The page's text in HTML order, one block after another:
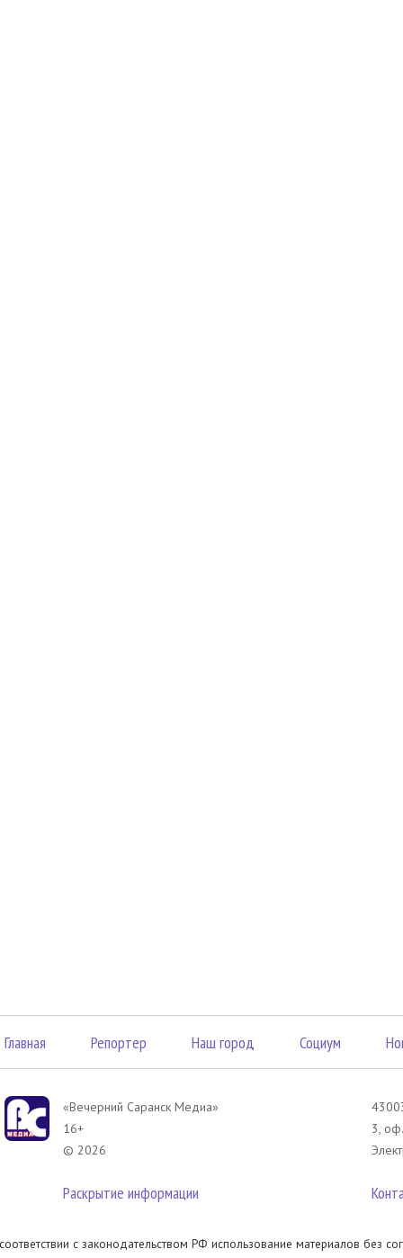
Главная Репортер Наш город Социум
«Вечерний Саранск Mедиа»
16+
© 2026
Раскрытие информации
3,
с законодательством РФ использование материалов без